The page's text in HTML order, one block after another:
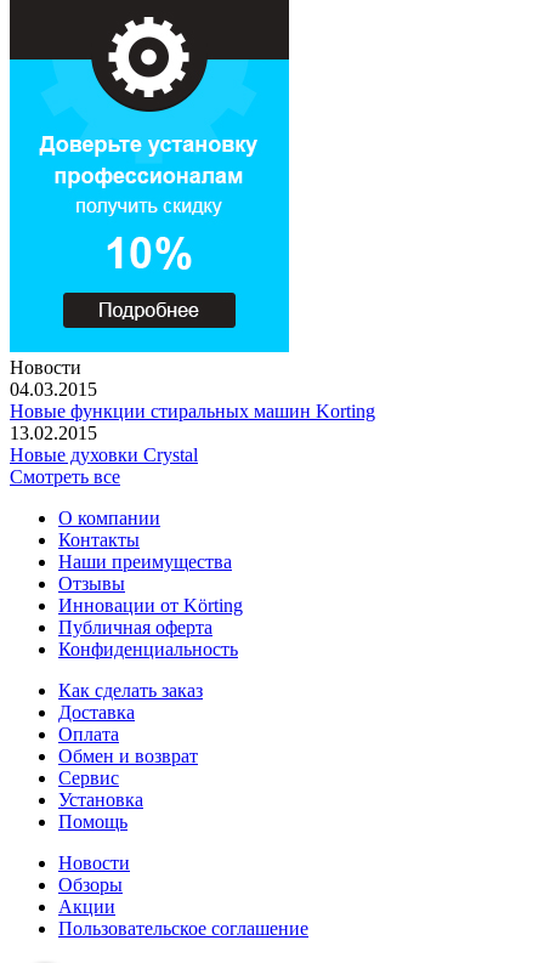
Новости
04.03.2015
Новые функции стиральных машин Korting
13.02.2015
Новые духовки Crystal
Смотреть все
О компании
Контакты
Наши преимущества
Отзывы
Инновации от Körting
Публичная оферта
Конфиденциальность
Как сделать заказ
Доставка
Оплата
Обмен и возврат
Сервис
Установка
Помощь
Новости
Обзоры
Акции
Пользовательское соглашение